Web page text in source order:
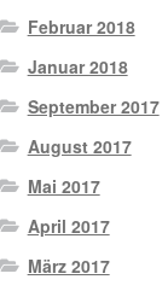
Februar 2018
Januar 2018
September 2017
August 2017
Mai 2017
April 2017
März 2017